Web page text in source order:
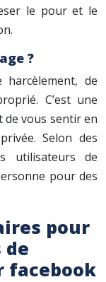
le pour et le
?
de
C’est une
de vous sentir en
Selon des
utilisateurs de
pour des
pour
facebook